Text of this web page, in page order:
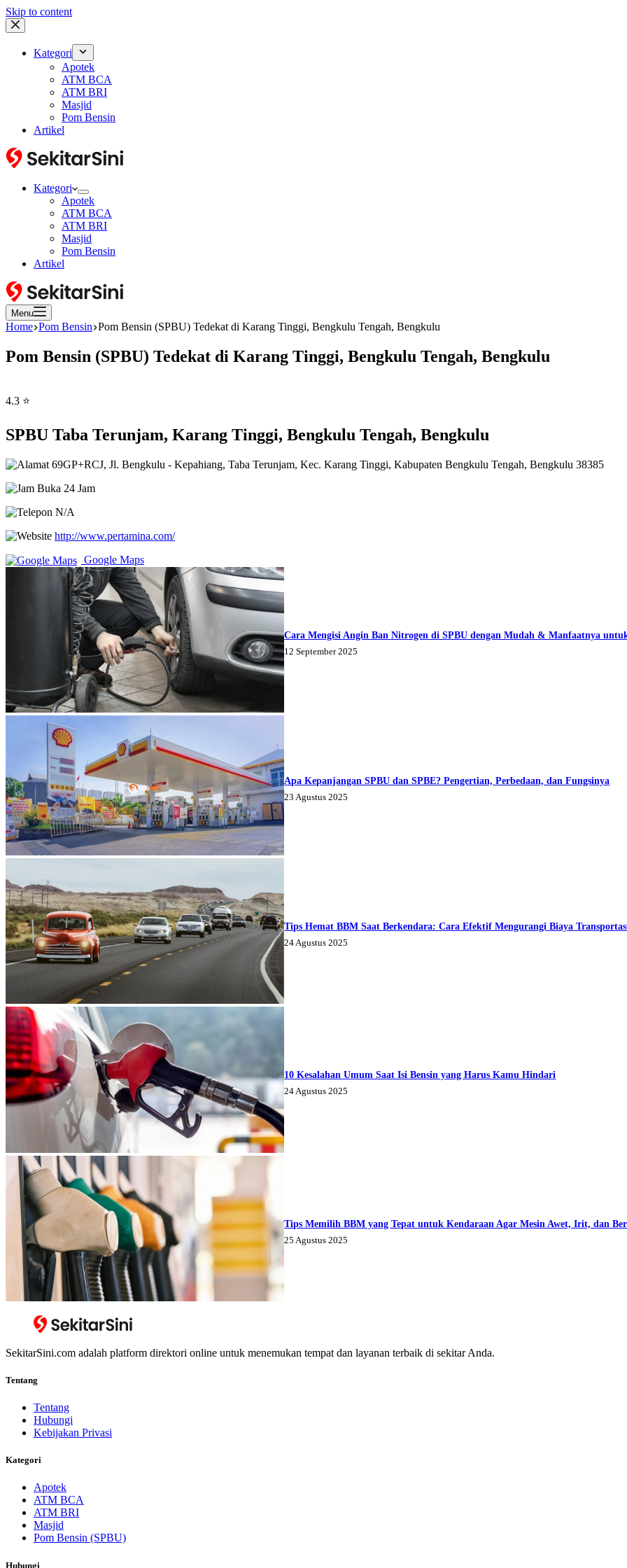
Skip to content
Kategori
Apotek
ATM BCA
ATM BRI
Masjid
Pom Bensin
Artikel
Kategori
Apotek
ATM BCA
ATM BRI
Masjid
Pom Bensin
Artikel
Menu
Home Pom Bensin Pom Bensin (SPBU) Tedekat di Karang Tinggi, Bengkulu Tengah, Bengkulu
Pom Bensin (SPBU) Tedekat di Karang Tinggi, Bengkulu Tengah, Bengkulu
4.3 ⭐
SPBU Taba Terunjam, Karang Tinggi, Bengkulu Tengah, Bengkulu
69GP+RCJ, Jl. Bengkulu - Kepahiang, Taba Terunjam, Kec. Karang Tinggi, Kabupaten Bengkulu Tengah, Bengkulu 38385
Buka 24 Jam
N/A
http://www.pertamina.com/
Google Maps
Cara Mengisi Angin Ban Nitrogen di SPBU dengan Mudah & Manfaatnya
12 September 2025
Apa Kepanjangan SPBU dan SPBE? Pengertian, Perbedaan, dan Fungsinya
23 Agustus 2025
Tips Hemat BBM Saat Berkendara: Cara Efektif Mengurangi Biaya
24 Agustus 2025
10 Kesalahan Umum Saat Isi Bensin yang Harus Kamu Hindari
24 Agustus 2025
Tips Memilih BBM yang Tepat untuk Kendaraan Agar Mesin Awet, Irit, dan
25 Agustus 2025
SekitarSini.com adalah platform direktori online untuk menemukan tempat dan layanan terbaik di sekitar Anda.
Tentang
Tentang
Hubungi
Kebijakan Privasi
Kategori
Apotek
ATM BCA
ATM BRI
Masjid
Pom Bensin (SPBU)
Hubungi